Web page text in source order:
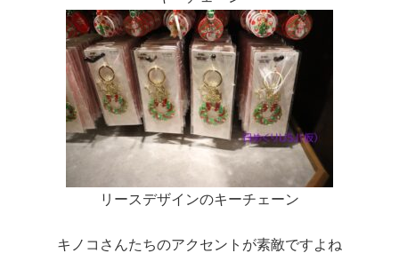
リースデザインのキーチェーン
キノコさんたちのアクセントが素敵ですよね